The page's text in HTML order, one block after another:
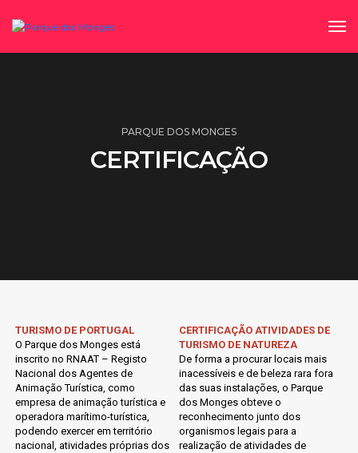
PARQUE DOS MONGES
CERTIFICAÇÃO
TURISMO DE PORTUGAL
O Parque dos Monges está
inscrito no RNAAT – Registo
Nacional dos Agentes de
Animação Turística, como
empresa de animação turística e
operadora marítimo-turística,
podendo exercer em território
nacional, atividades próprias dos
CERTIFICAÇÃO ATIVIDADES DE
TURISMO DE NATUREZA
De forma a procurar locais mais
inacessíveis e de beleza rara fora
das suas instalações, o Parque
dos Monges obteve o
reconhecimento junto dos
organismos legais para a
realização de atividades de